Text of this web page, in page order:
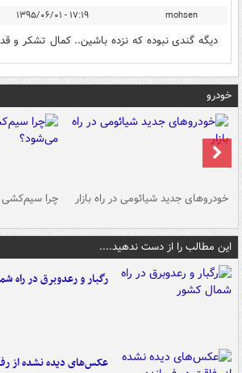
mohsen ۱۷:۱۹ - ۱۳۹۵/۰۶/۰۱
دیگه گندی نبوده که نزده باشین.. کمال تشکر و
خودرو
خودروهای جدید شیائومی در راه بازار چرا
این مطالب را از دست ندهید....
رگبار و رعدوبرق در راه
عکس‌های دیده نشده از